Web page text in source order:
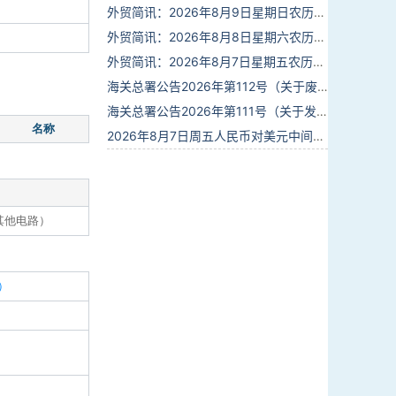
名称
电路）
外贸简讯：2026年8月9日星期日农历六月廿七
外贸简讯：2026年8月8日星期六农历六月廿六
外贸简讯：2026年8月7日星期五农历六月廿五
海关总署公告2026年第112号（关于废止部分卫生检疫类规范性文件的公告）
海关总署公告2026年第111号（关于发布《进出境动植物检疫处理监督管理工作规定》《进出境卫生处理监督管理工作规定》的公告）
2026年8月7日周五人民币对美元中间价报6.7904调贬9个基点